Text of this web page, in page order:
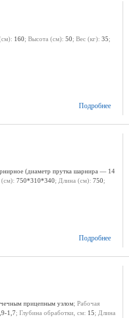
160; Высота (см): 50; Вес (кг): 35;
Подробнее
(диаметр прутка шарнира — 14
750*310*340; Длина (см): 750;
Подробнее
прицепным узлом; Рабочая
1,7; Глубина обработки, см: 15; Длина